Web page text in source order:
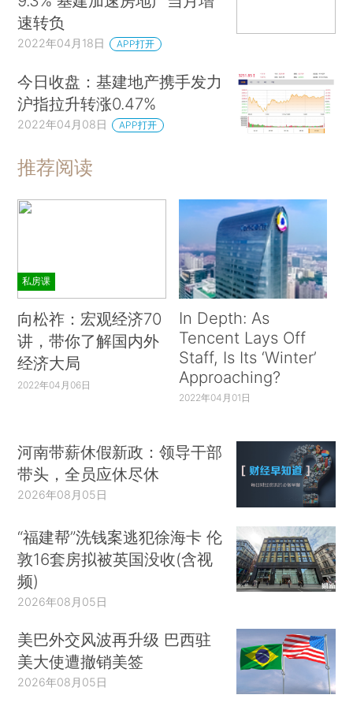
速转负
2022年04月18日 APP打开
今日收盘：基建地产携手发力
沪指拉升转涨0.47%
2022年04月08日 APP打开
推荐阅读
私房课
向松祚：宏观经济70
讲，带你了解国内外
经济大局
2022年04月06日
In Depth: As
Tencent Lays Off
Staff, Is Its ‘Winter’
Approaching?
2022年04月01日
河南带薪休假新政：领导干部
带头，全员应休尽休
2026年08月05日
“福建帮”洗钱案逃犯徐海卡 伦
敦16套房拟被英国没收(含视
频)
2026年08月05日
美巴外交风波再升级 巴西驻
美大使遭撤销美签
2026年08月05日